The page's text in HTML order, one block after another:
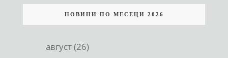
НОВИНИ ПО МЕСЕЦИ 2026
август (26)